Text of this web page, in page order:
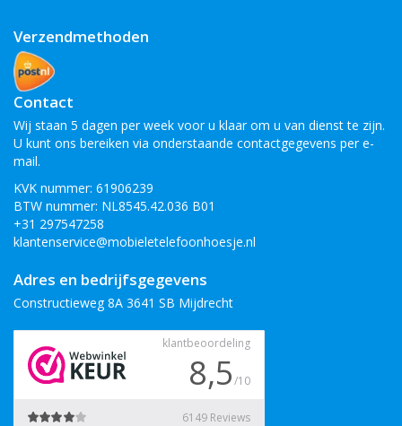
Verzendmethoden
Contact
Wij staan 5 dagen per week voor u klaar om u van dienst te zijn.
U kunt ons bereiken via onderstaande contactgegevens per e-
mail.
KVK nummer: 61906239
BTW nummer: NL8545.42.036 B01
+31 297547258
klantenservice@mobieletelefoonhoesje.nl
Adres en bedrijfsgegevens
Constructieweg 8A 3641 SB Mijdrecht